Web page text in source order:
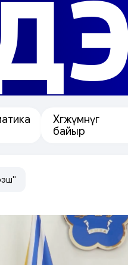
Хөгжүмнүг
байыр